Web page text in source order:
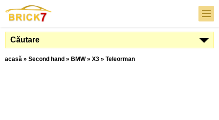
Căutare
acasă » Second hand » BMW» X3 » Teleorman